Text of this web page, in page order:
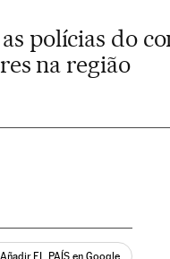
polícias do
na região
Añadir EL PAÍS en Google